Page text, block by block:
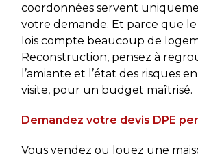
coordonnées servent
votre demande. Et parce que le
lois compte beaucoup de
Reconstruction, pensez à
l’amiante et l’état des risques
visite, pour un budget maîtrisé.
Demandez votre devis DPE
Vous vendez ou louez une